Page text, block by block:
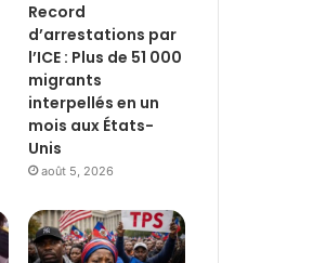
Record
d’arrestations par
l’ICE : Plus de 51 000
migrants
interpellés en un
mois aux États-
Unis
août 5, 2026